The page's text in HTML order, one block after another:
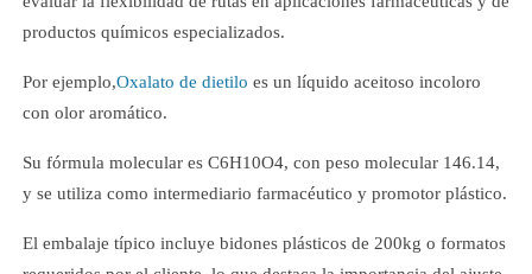
productos químicos especializados.
Por ejemplo,Oxalato de dietilo es un líquido aceitoso incoloro
con olor aromático.
Su fórmula molecular es C6H10O4, con peso molecular 146.14,
y se utiliza como intermediario farmacéutico y promotor plástico.
El embalaje típico incluye bidones plásticos de 200kg o formatos